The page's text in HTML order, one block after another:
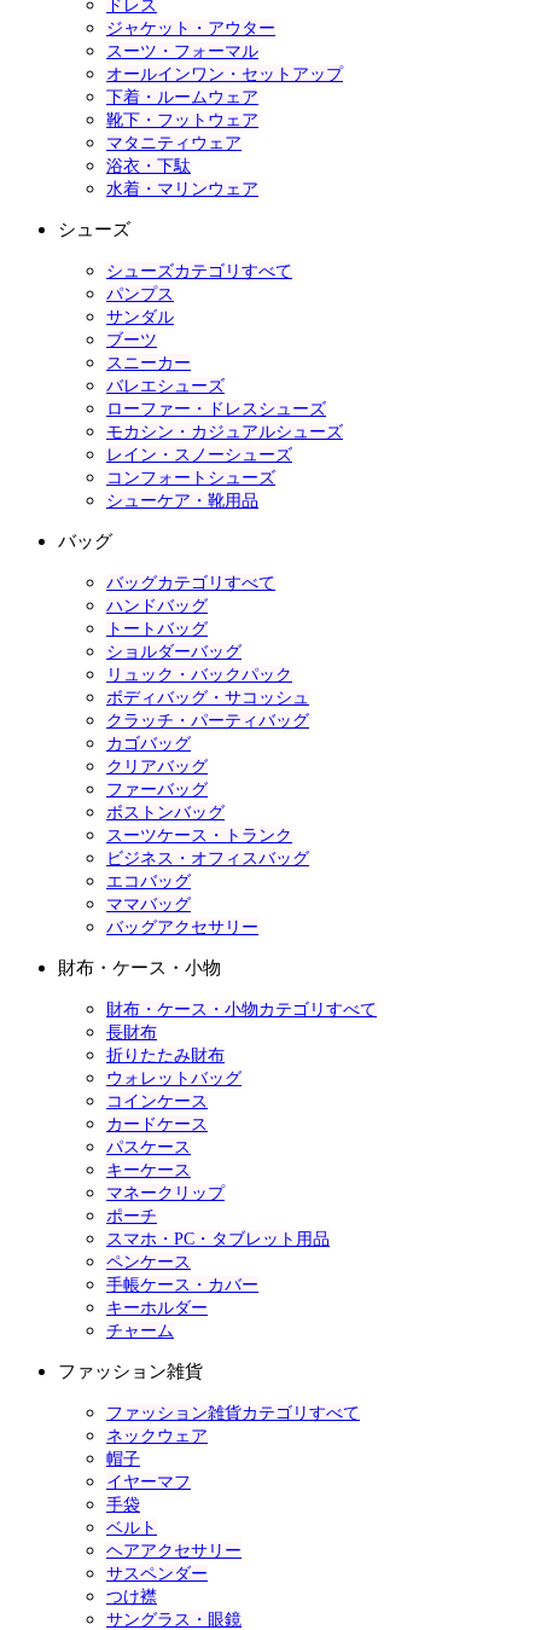
ドレス
ジャケット・アウター
スーツ・フォーマル
オールインワン・セットアップ
下着・ルームウェア
靴下・フットウェア
マタニティウェア
浴衣・下駄
水着・マリンウェア
シューズ
シューズカテゴリすべて
パンプス
サンダル
ブーツ
スニーカー
バレエシューズ
ローファー・ドレスシューズ
モカシン・カジュアルシューズ
レイン・スノーシューズ
コンフォートシューズ
シューケア・靴用品
バッグ
バッグカテゴリすべて
ハンドバッグ
トートバッグ
ショルダーバッグ
リュック・バックパック
ボディバッグ・サコッシュ
クラッチ・パーティバッグ
カゴバッグ
クリアバッグ
ファーバッグ
ボストンバッグ
スーツケース・トランク
ビジネス・オフィスバッグ
エコバッグ
ママバッグ
バッグアクセサリー
財布・ケース・小物
財布・ケース・小物カテゴリすべて
長財布
折りたたみ財布
ウォレットバッグ
コインケース
カードケース
パスケース
キーケース
マネークリップ
ポーチ
スマホ・PC・タブレット用品
ペンケース
手帳ケース・カバー
キーホルダー
チャーム
ファッション雑貨
ファッション雑貨カテゴリすべて
ネックウェア
帽子
イヤーマフ
手袋
ベルト
ヘアアクセサリー
サスペンダー
つけ襟
サングラス・眼鏡